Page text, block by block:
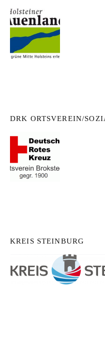
DRK ORTSVEREIN/
KREIS STEINBURG